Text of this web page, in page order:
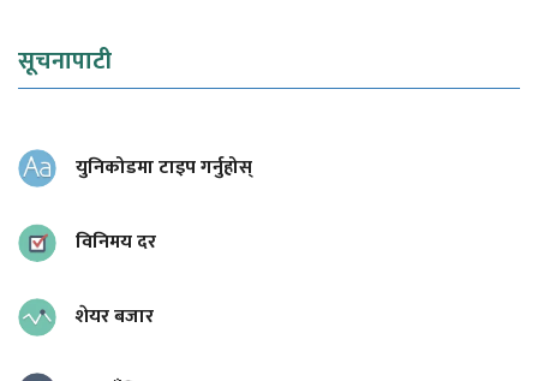
सूचनापाटी
युनिकोडमा टाइप गर्नुहोस्
विनिमय दर
शेयर बजार